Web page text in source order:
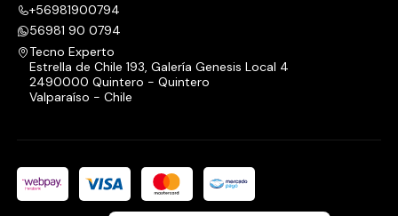
+56981900794
56981 90 0794
Tecno Experto
Estrella de Chile 193, Galería Genesis Local 4
2490000 Quintero - Quintero
Valparaíso - Chile